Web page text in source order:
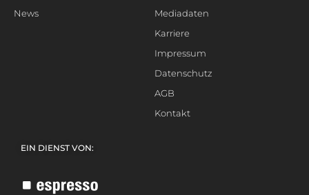
News
Mediadaten
Karriere
Impressum
Datenschutz
AGB
Kontakt
EIN DIENST VON: